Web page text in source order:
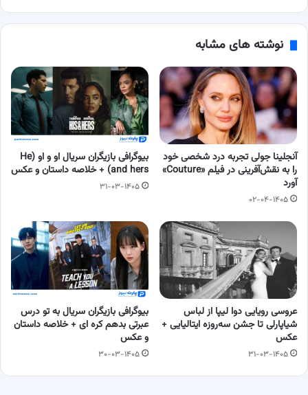
نوشته های مشابه
آنجلینا جولی تجربه درد شخصی خود
را به نقش‌آفرینی در فیلم «Couture»
آورد
۰۲-۰۴-۱۴۰۵
بیوگرافی بازیگران سریال او و او (He
and hers) + خلاصه داستان و عکس
۳۱-۰۳-۱۴۰۵
عروسی رویایی دوا لیپا از لباس
شیاپارلی تا جشن سه‌روزه ایتالیایی +
عکس
۳۱-۰۳-۱۴۰۵
بیوگرافی بازیگران سریال به تو درس
عبرتی بدهم کره ای + خلاصه داستان
و عکس
۳۰-۰۳-۱۴۰۵